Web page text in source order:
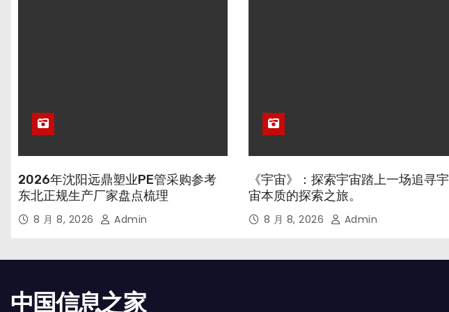
2026年沈阳远鼎塑业PE管采购参考
东北正规生产厂家盘点梳理
8 月 8, 2026 Admin
《宇宙》：探索宇宙踏上一场追寻宇
宙本质的探索之旅。
8 月 8, 2026 Admin
中国信息之家